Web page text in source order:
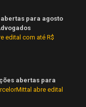
para agosto
edital com até R$
abertas para
abre edital